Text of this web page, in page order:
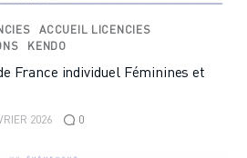
ACCUEIL LICENCIES
KENDO
France individuel Féminines et
2026 0